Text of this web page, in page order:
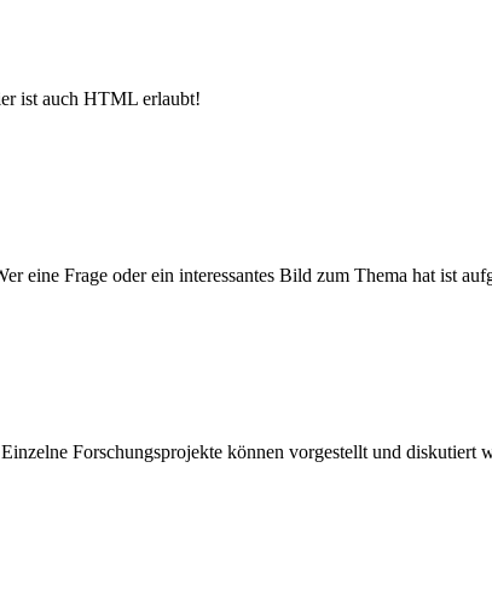
ist auch HTML erlaubt!
eine Frage oder ein interessantes Bild zum Thema hat ist
Forschungsprojekte können vorgestellt und diskutiert